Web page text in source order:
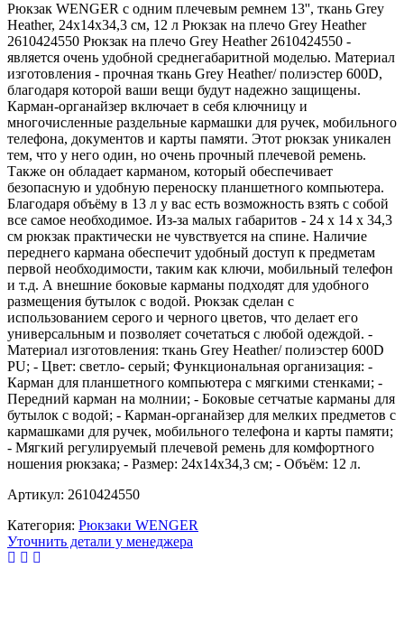
Рюкзак WENGER с одним плечевым ремнем 13'', ткань Grey
Heather, 24x14x34,3 см, 12 л Рюкзак на плечо Grey Heather
2610424550 Рюкзак на плечо Grey Heather 2610424550 -
является очень удобной среднегабаритной моделью. Материал
изготовления - прочная ткань Grey Heather/ полиэстер 600D,
благодаря которой ваши вещи будут надежно защищены.
Карман-органайзер включает в себя ключницу и
многочисленные раздельные кармашки для ручек, мобильного
телефона, документов и карты памяти. Этот рюкзак уникален
тем, что у него один, но очень прочный плечевой ремень.
Также он обладает карманом, который обеспечивает
безопасную и удобную переноску планшетного компьютера.
Благодаря объёму в 13 л у вас есть возможность взять с собой
все самое необходимое. Из-за малых габаритов - 24 х 14 х 34,3
см рюкзак практически не чувствуется на спине. Наличие
переднего кармана обеспечит удобный доступ к предметам
первой необходимости, таким как ключи, мобильный телефон
и т.д. А внешние боковые карманы подходят для удобного
размещения бутылок с водой. Рюкзак сделан с
использованием серого и черного цветов, что делает его
универсальным и позволяет сочетаться с любой одеждой. -
Материал изготовления: ткань Grey Heather/ полиэстер 600D
PU; - Цвет: светло- серый; Функциональная организация: -
Карман для планшетного компьютера с мягкими стенками; -
Передний карман на молнии; - Боковые сетчатые карманы для
бутылок с водой; - Карман-органайзер для мелких предметов c
кармашками для ручек, мобильного телефона и карты памяти;
- Мягкий регулируемый плечевой ремень для комфортного
ношения рюкзака; - Размер: 24x14x34,3 см; - Объём: 12 л.
Артикул: 2610424550
Категория: Рюкзаки WENGER
Уточнить детали у менеджера